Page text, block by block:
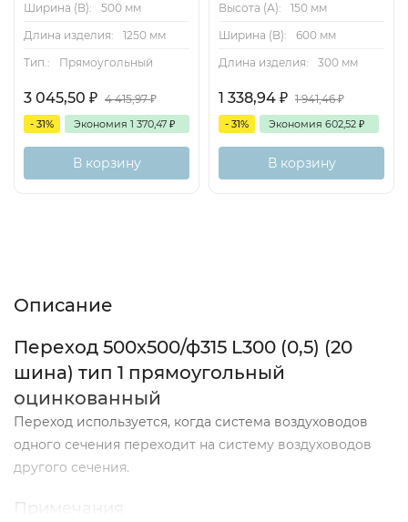
Ширина (B):
500 мм
Длина изделия:
1250 мм
Тип.:
Прямоугольный
3 045,50 ₽ 4 415,97₽
- 31% Экономия 1 370,47 ₽
В корзину
Высота (А):
150 мм
Ширина (B):
600 мм
Длина изделия:
300 мм
1 338,94 ₽ 1 941,46₽
- 31% Экономия 602,52 ₽
В корзину
Описание
Переход 500х500/ф315 L300 (0,5) (20
шина) тип 1 прямоугольный
оцинкованный
Переход используется, когда система воздуховодов
одного сечения переходит на систему воздуховодов
другого сечения.
Примечания